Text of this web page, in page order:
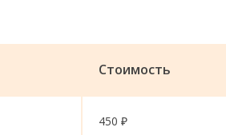
Стоимость
450 ₽